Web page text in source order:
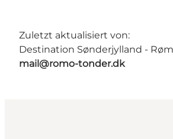
Zuletzt aktualisiert von:
Destination Sønderjylland -
mail@romo-tonder.dk